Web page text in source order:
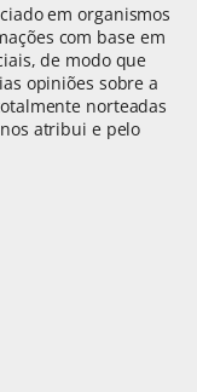
em organismos
com base em
de modo que
opiniões sobre a
norteadas
atribui e pelo